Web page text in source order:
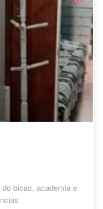
bicao, academia e